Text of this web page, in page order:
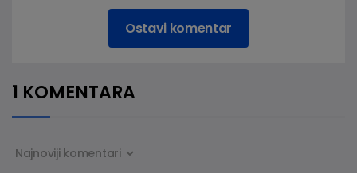
Ostavi komentar
1 KOMENTARA